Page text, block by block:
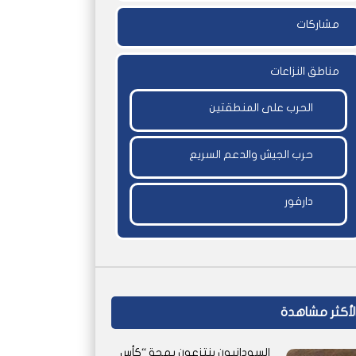
مشاركات
مناطق النزاعات
الحرب على المنطقتين
حرب الجيش والدعم السريع
دارفور
مشاهدة
السودانيون ينتزعون بهجة “كأس